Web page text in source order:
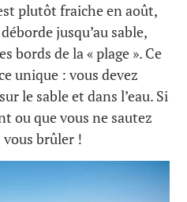
plutôt fraiche en août,
jusqu’au sable,
bords de la « plage ». Ce
unique : vous devez
le sable et dans l’eau. Si
ou que vous ne sautez
vous brûler !